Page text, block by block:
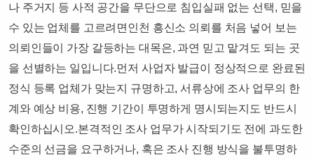
나 주거지 등 사적 공간을 무단으로 침입​​​실패 없는 선택, 믿을
수 있는 업체를 고르려면​​​​​인천 흥신소 의뢰를 처음 넣어 보는
의뢰인들이 가장 갈등하는 대목은, 과연 믿고 맡겨도 되는 곳
을 선별하는 일입니다.​먼저 사업자 발급이 정상적으로 완료된
정식 등록 업체가 맞는지 규명하고, 서류상에 조사 업무의 한
계와 예상 비용, 진행 기간이 투명하게 명시되는지도 반드시
확인하십시오.​본격적인 조사 업무가 시작되기도 전에 과도한
수준의 선금을 요구하거나, 혹은 조사 진행 방식을 불투명하